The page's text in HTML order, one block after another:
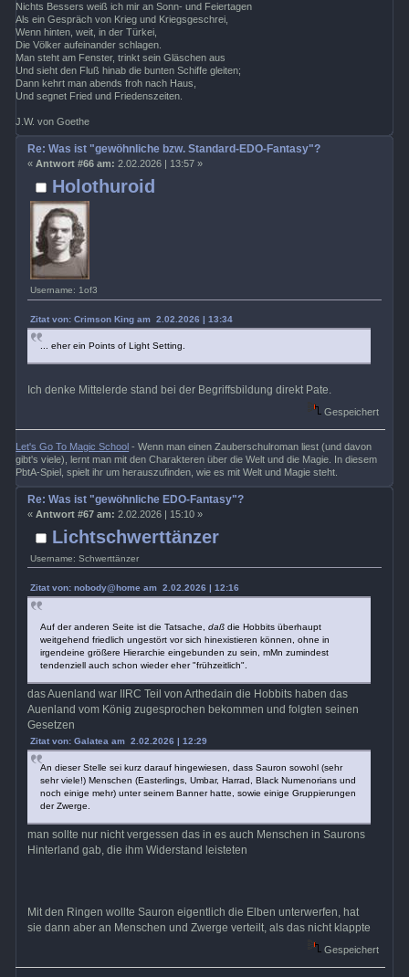
Nichts Bessers weiß ich mir an Sonn- und Feiertagen
Als ein Gespräch von Krieg und Kriegsgeschrei,
Wenn hinten, weit, in der Türkei,
Die Völker aufeinander schlagen.
Man steht am Fenster, trinkt sein Gläschen aus
Und sieht den Fluß hinab die bunten Schiffe gleiten;
Dann kehrt man abends froh nach Haus,
Und segnet Fried und Friedenszeiten.
J.W. von Goethe
Holothuroid
Username: 1of3
Re: Was ist "gewöhnliche bzw. Standard-EDO-Fantasy"?
« Antwort #66 am: 2.02.2026 | 13:57 »
Zitat von: Crimson King am 2.02.2026 | 13:34
... eher ein Points of Light Setting.
Ich denke Mittelerde stand bei der Begriffsbildung direkt Pate.
Gespeichert
Let's Go To Magic School - Wenn man einen Zauberschulroman liest (und davon
gibt's viele), lernt man mit den Charakteren über die Welt und die Magie. In diesem
PbtA-Spiel, spielt ihr um herauszufinden, wie es mit Welt und Magie steht.
Lichtschwerttänzer
Username: Schwerttänzer
Re: Was ist "gewöhnliche EDO-Fantasy"?
« Antwort #67 am: 2.02.2026 | 15:10 »
Zitat von: nobody@home am 2.02.2026 | 12:16
Auf der anderen Seite ist die Tatsache, daßdie Hobbits überhaupt
weitgehend friedlich ungestört vor sich hinexistieren können, ohne in
irgendeine größere Hierarchie eingebunden zu sein, mMn zumindest
tendenziell auch schon wieder eher "frühzeitlich".
das Auenland war IIRC Teil von Arthedain die Hobbits haben das
Auenland vom König zugesprochen bekommen und folgten seinen
Gesetzen
Zitat von: Galatea am 2.02.2026 | 12:29
An dieser Stelle sei kurz darauf hingewiesen, dass Sauron sowohl (sehr
sehr viele!) Menschen (Easterlings, Umbar, Harrad, Black Numenorians und
noch einige mehr) unter seinem Banner hatte, sowie einige Gruppierungen
der Zwerge.
man sollte nur nicht vergessen das in es auch Menschen in Saurons
Hinterland gab, die ihm Widerstand leisteten
Mit den Ringen wollte Sauron eigentlich die Elben unterwerfen, hat
sie dann aber an Menschen und Zwerge verteilt, als das nicht klappte
Gespeichert